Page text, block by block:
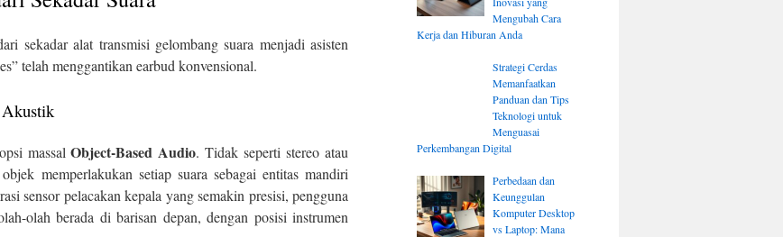
sekadar alat transmisi gelombang suara menjadi asisten
telah menggantikan earbud konvensional.
Akustik
massalObject-Based Audio. Tidak seperti stereo atau
memperlakukan setiap suara sebagai entitas mandiri
sensor pelacakan kepala yang semakin presisi, pengguna
olah berada di barisan depan, dengan posisi instrumen
Mengubah Cara
Kerja dan Hiburan Anda
Strategi Cerdas
Memanfaatkan
Panduan dan Tips
Teknologi untuk
Menguasai
Perkembangan Digital
Perbedaan dan
Keunggulan
Komputer Desktop
vs Laptop: Mana